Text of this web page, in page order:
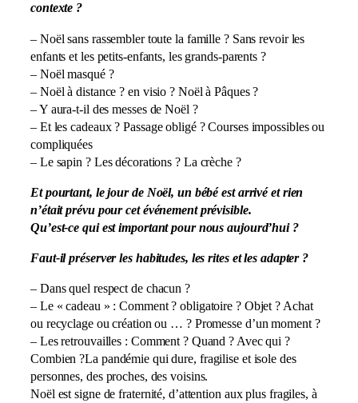
contexte ?
– Noël sans rassembler toute la famille ? Sans revoir les
enfants et les petits-enfants, les grands-parents ?
– Noël masqué ?
– Noël à distance ? en visio ? Noël à Pâques ?
– Y aura-t-il des messes de Noël ?
– Et les cadeaux ? Passage obligé ? Courses impossibles ou
compliquées
– Le sapin ? Les décorations ? La crèche ?
Et pourtant, le jour de Noël, un bébé est arrivé et rien
n’était prévu pour cet événement prévisible.
Qu’est-ce qui est important pour nous aujourd’hui ?
Faut-il préserver les habitudes, les rites et les adapter ?
– Dans quel respect de chacun ?
– Le « cadeau » : Comment ? obligatoire ? Objet ? Achat
ou recyclage ou création ou … ? Promesse d’un moment ?
– Les retrouvailles : Comment ? Quand ? Avec qui ?
Combien ?La pandémie qui dure, fragilise et isole des
personnes, des proches, des voisins.
Noël est signe de fraternité, d’attention aux plus fragiles, à